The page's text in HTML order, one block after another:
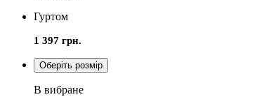
Гуртом
1 397 грн.
Оберіть розмір
В вибране